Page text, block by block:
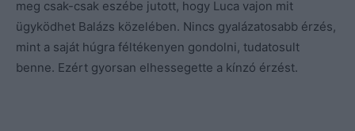
meg csak-csak eszébe jutott, hogy Luca vajon mit
ügyködhet Balázs közelében. Nincs gyalázatosabb érzés,
mint a saját húgra féltékenyen gondolni, tudatosult
benne. Ezért gyorsan elhessegette a kínzó érzést.